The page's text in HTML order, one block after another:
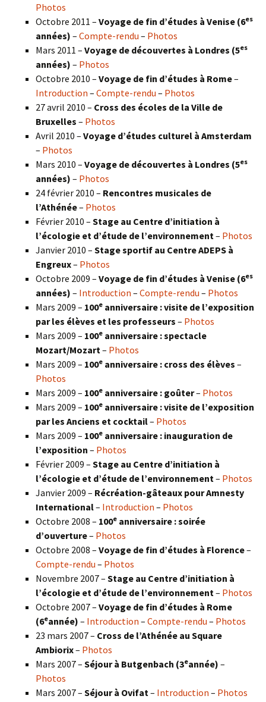
Photos
Octobre 2011 – Voyage de fin d’études à Venise (6es
années) – Compte-rendu – Photos
Mars 2011 – Voyage de découvertes à Londres (5es
années) – Photos
Octobre 2010 – Voyage de fin d’études à Rome–
Introduction – Compte-rendu – Photos
27 avril 2010 – Cross des écoles de la Ville de
Bruxelles – Photos
Avril 2010 – Voyage d’études culturel à Amsterdam
– Photos
Mars 2010 – Voyage de découvertes à Londres (5es
années) – Photos
24 février 2010 – Rencontres musicales de
l’Athénée– Photos
Février 2010 – Stage au Centre d’initiation à
l’écologie et d’étude de l’environnement – Photos
Janvier 2010 – Stage sportif au Centre ADEPS à
Engreux– Photos
Octobre 2009 – Voyage de fin d’études à Venise (6es
années) – Introduction – Compte-rendu – Photos
Mars 2009 – 100e anniversaire : visite de l’exposition
par les élèves et les professeurs – Photos
Mars 2009 – 100e anniversaire : spectacle
Mozart/Mozart – Photos
Mars 2009 – 100e anniversaire : cross des élèves –
Photos
Mars 2009 – 100e anniversaire : goûter– Photos
Mars 2009 – 100e anniversaire : visite de l’exposition
par les Anciens et cocktail– Photos
Mars 2009 – 100e anniversaire : inauguration de
l’exposition – Photos
Février 2009 – Stage au Centre d’initiation à
l’écologie et d’étude de l’environnement – Photos
Janvier 2009 – Récréation-gâteaux pour Amnesty
International– Introduction – Photos
Octobre 2008 – 100e anniversaire : soirée
d’ouverture– Photos
Octobre 2008 – Voyage de fin d’études à Florence–
Compte-rendu – Photos
Novembre 2007 – Stage au Centre d’initiation à
l’écologie et d’étude de l’environnement – Photos
Octobre 2007 – Voyage de fin d’études à Rome
(6eannée) – Introduction – Compte-rendu – Photos
23 mars 2007 – Cross de l’Athénée au Square
Ambiorix– Photos
Mars 2007 – Séjour à Butgenbach (3eannée) –
Photos
Mars 2007 – Séjour à Ovifat – Introduction – Photos